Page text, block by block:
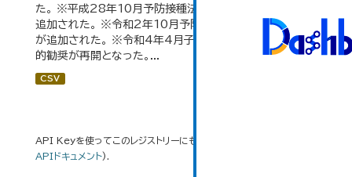
た。 ※平成28年10月予防接種法が改正され、Ｂ型肝炎が
追加された。 ※令和2年10月予防接種法が改正され、ロタ
が追加された。 ※令和4年4月子宮頸がん予防接種の積極
的勧奨が再開となった。...
CSV
API Keyを使ってこのレジストリーにもアクセス可能です
APIドキュメント).